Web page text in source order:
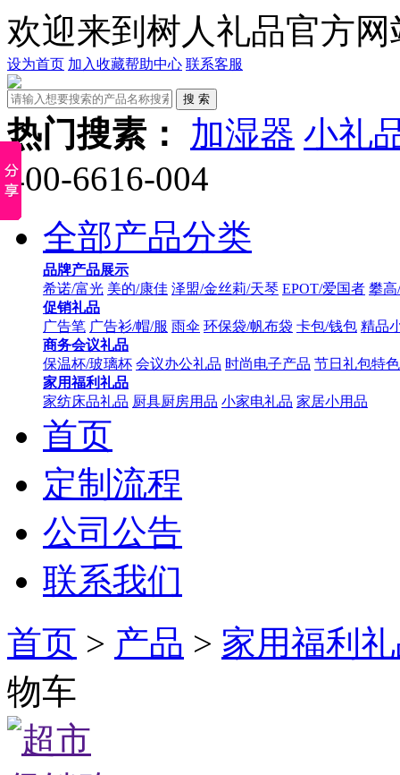
欢迎来到树人礼品官方网
设为首页 加入收藏帮助中心 联系客服
热门搜素： 加湿器 小礼
400-6616-004
全部产品分类
品牌产品展示
希诺/富光 美的/康佳 泽盟/金丝莉/天琴 EPOT/爱国者 攀高
促销礼品
广告笔 广告衫/帽/服 雨伞 环保袋/帆布袋 卡包/钱包 精品
商务会议礼品
保温杯/玻璃杯 会议办公礼品 时尚电子产品 节日礼包特
家用福利礼品
家纺床品礼品 厨具厨房用品 小家电礼品 家居小用品
首页
定制流程
公司公告
联系我们
首页 > 产品 > 家用福利
物车